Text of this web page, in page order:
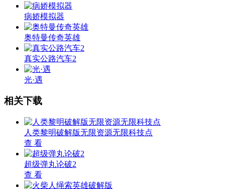
病娇模拟器
奥特曼传奇英雄
真实公路汽车2
光·遇
相关下载
人类黎明破解版无限资源无限科技点
查 看
超级弹丸论破2
查 看